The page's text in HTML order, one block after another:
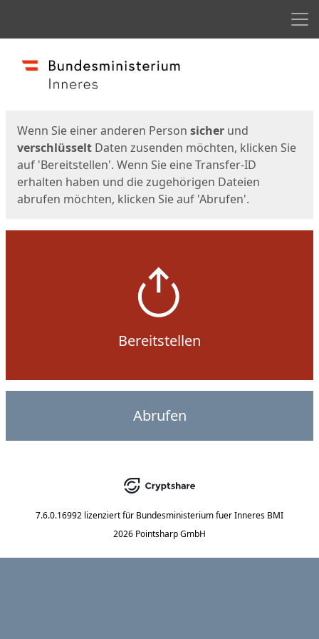
Start
Wenn Sie einer anderen Person sicher und
verschlüsselt Daten zusenden möchten, klicken Sie
auf 'Bereitstellen'. Wenn Sie eine Transfer-ID
erhalten haben und die zugehörigen Dateien
abrufen möchten, klicken Sie auf 'Abrufen'.
Bereitstellen
Abrufen
7.6.0.16992 lizenziert für Bundesministerium fuer Inneres BMI
2026 Pointsharp GmbH